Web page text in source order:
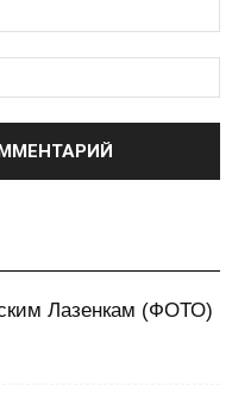
Лазенкам (ФОТО)